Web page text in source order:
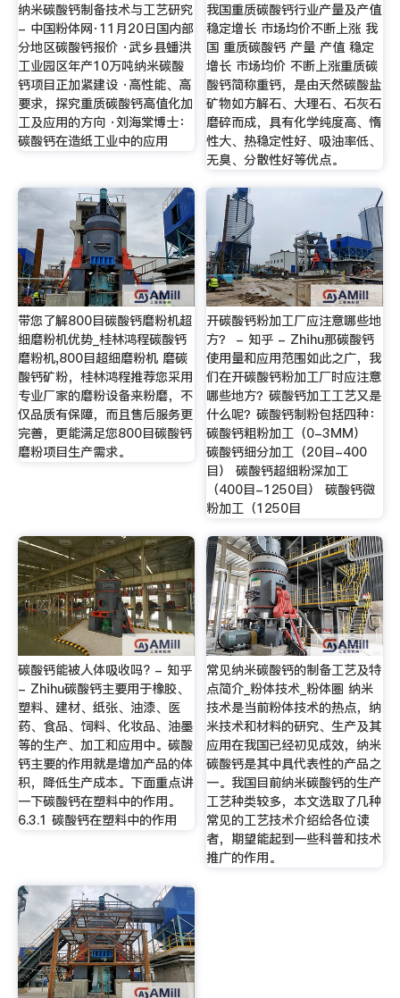
纳米碳酸钙制备技术与工艺研究
- 中国粉体网·11月20日国内部
分地区碳酸钙报价 ·武乡县蟠洪
工业园区年产10万吨纳米碳酸
钙项目正加紧建设 ·高性能、高
要求，探究重质碳酸钙高值化加
工及应用的方向 ·刘海棠博士：
碳酸钙在造纸工业中的应用
我国重质碳酸钙行业产量及产值
稳定增长 市场均价不断上涨 我
国 重质碳酸钙 产量 产值 稳定
增长 市场均价 不断上涨重质碳
酸钙简称重钙，是由天然碳酸盐
矿物如方解石、大理石、石灰石
磨碎而成，具有化学纯度高、惰
性大、热稳定性好、吸油率低、
无臭、分散性好等优点。
带您了解800目碳酸钙磨粉机超
细磨粉机优势_桂林鸿程碳酸钙
磨粉机,800目超细磨粉机 磨碳
酸钙矿粉，桂林鸿程推荐您采用
专业厂家的磨粉设备来粉磨，不
仅品质有保障，而且售后服务更
完善，更能满足您800目碳酸钙
磨粉项目生产需求。
开碳酸钙粉加工厂应注意哪些地
方？ - 知乎 - Zhihu那碳酸钙
使用量和应用范围如此之广，我
们在开碳酸钙粉加工厂时应注意
哪些地方？碳酸钙加工工艺又是
什么呢？碳酸钙制粉包括四种：
碳酸钙粗粉加工（0-3MM）
碳酸钙细分加工（20目-400
目） 碳酸钙超细粉深加工
（400目-1250目） 碳酸钙微
粉加工（1250目
碳酸钙能被人体吸收吗? - 知乎
- Zhihu碳酸钙主要用于橡胶、
塑料、建材、纸张、油漆、医
药、食品、饲料、化妆品、油墨
等的生产、加工和应用中。碳酸
钙主要的作用就是增加产品的体
积，降低生产成本。下面重点讲
一下碳酸钙在塑料中的作用。
6.3.1 碳酸钙在塑料中的作用
常见纳米碳酸钙的制备工艺及特
点简介_粉体技术_粉体圈 纳米
技术是当前粉体技术的热点，纳
米技术和材料的研究、生产及其
应用在我国已经初见成效，纳米
碳酸钙是其中具代表性的产品之
一。我国目前纳米碳酸钙的生产
工艺种类较多，本文选取了几种
常见的工艺技术介绍给各位读
者，期望能起到一些科普和技术
推广的作用。